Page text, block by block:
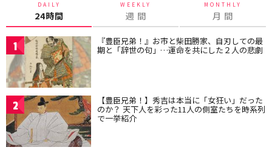
DAILY
24時間
WEEKLY
週 間
MONTHLY
月 間
1 『豊臣兄弟！』お市と柴田勝家、自刃しての最
期と「辞世の句」…運命を共にした２人の悲劇
2 【豊臣兄弟！】秀吉は本当に「女狂い」だった
のか？ 天下人を彩った11人の側室たちを時系列
で一挙紹介